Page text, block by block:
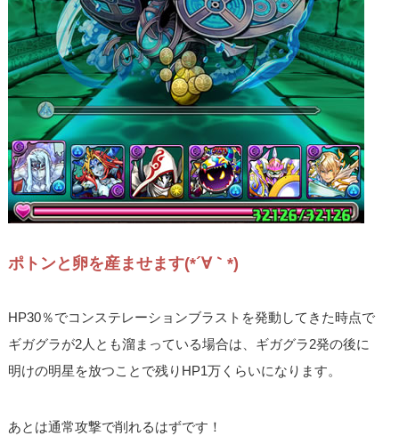
ポトンと卵を産ませます(*´∀｀*)
HP30％でコンステレーションブラストを発動してきた時点で
ギガグラが2人とも溜まっている場合は、ギガグラ2発の後に
明けの明星を放つことで残りHP1万くらいになります。
あとは通常攻撃で削れるはずです！